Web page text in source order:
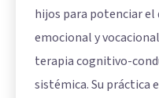
hijos para potenciar
emocional y
terapia cognitivo-
sistémica. Su práctica